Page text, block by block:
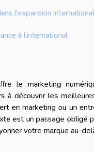
l'expansion
à l'international
le marketing
à découvrir les
en marketing ou un
est un passage obligé
votre marque au-